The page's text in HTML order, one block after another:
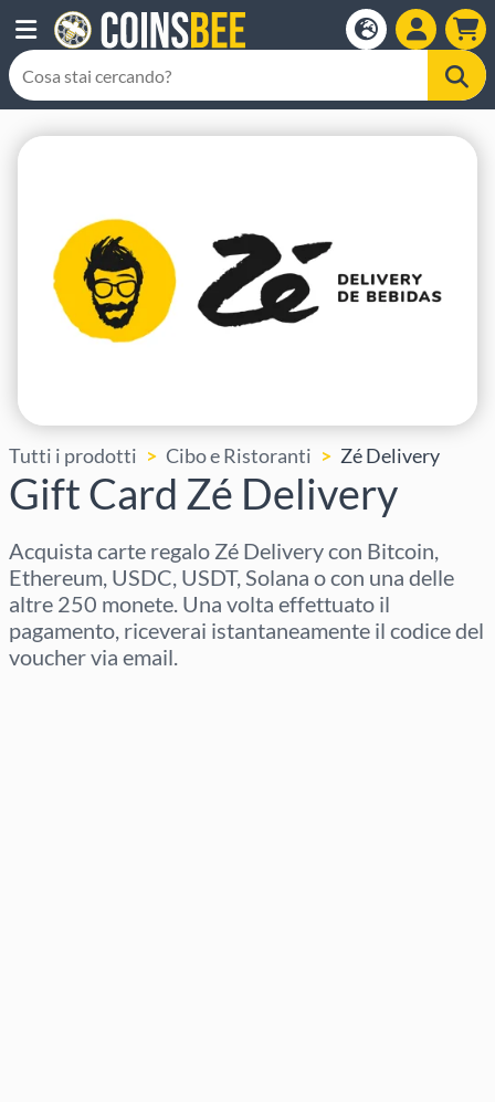
Tutti i prodotti Cibo e Ristoranti Zé Delivery
Gift Card Zé Delivery
Acquista carte regalo Zé Delivery con Bitcoin,
Ethereum, USDC, USDT, Solana o con una delle
altre 250 monete. Una volta effettuato il
pagamento, riceverai istantaneamente il codice del
voucher via email.